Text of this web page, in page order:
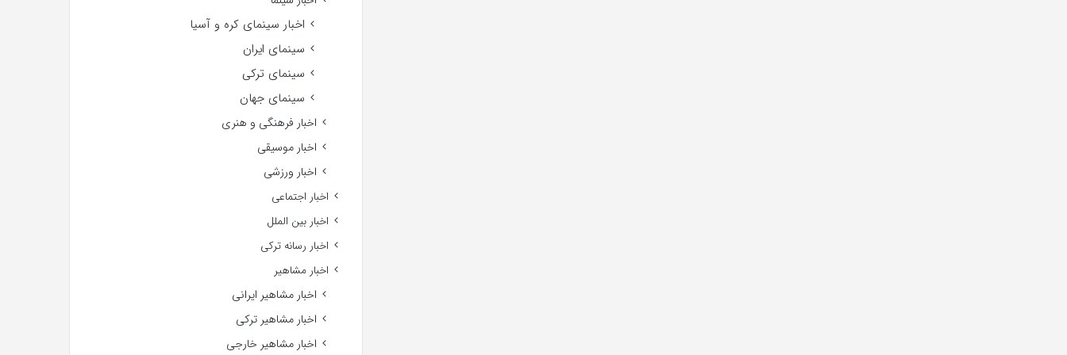
اخبار سینمای کره و آسیا
سینمای ایران
سینمای ترکی
سینمای جهان
اخبار فرهنگی و هنری
اخبار موسیقی
اخبار ورزشی
اخبار اجتماعی
اخبار بین الملل
اخبار رسانه ترکی
اخبار مشاهیر
اخبار مشاهیر ایرانی
اخبار مشاهیر ترکی
اخبار مشاهیر خارجی